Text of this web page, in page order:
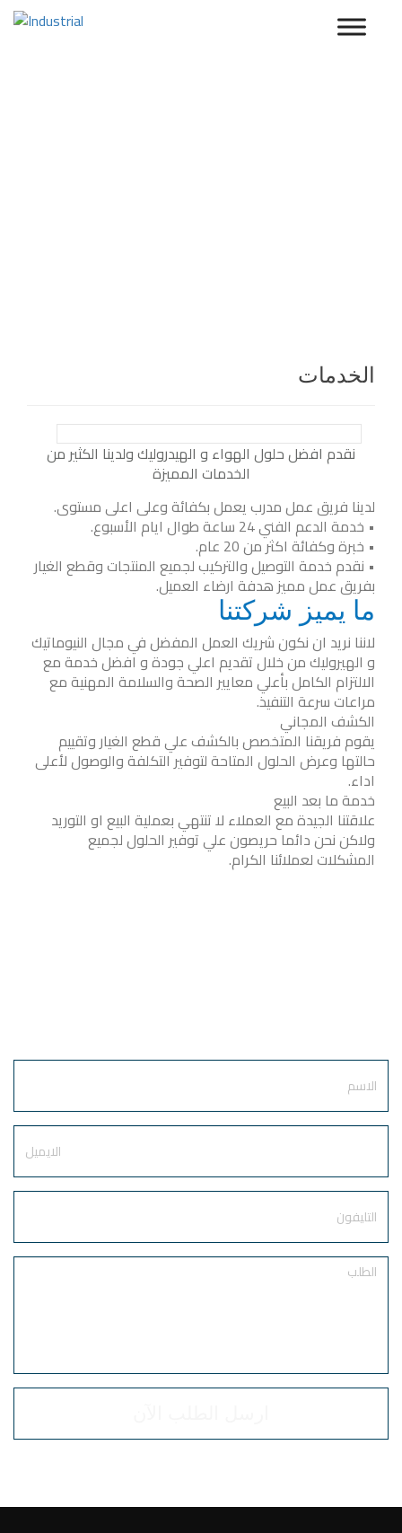
الخدمات
نقدم افضل حلول الهواء و الهيدروليك ولدينا الكثير من
الخدمات المميزة
لدينا فريق عمل مدرب يعمل بكفائة وعلى اعلى مستوى.
• خدمة الدعم الفني 24 ساعة طوال ايام الأسبوع.
• خبرة وكفائة اكثر من 20 عام.
• نقدم خدمة التوصيل والتركيب لجميع المنتجات وقطع الغيار
بفريق عمل مميز هدفة ارضاء العميل.
ما يميز شركتنا
لاننا نريد ان نكون شريك العمل المفضل في مجال النيوماتيك
و الهيروليك من خلال تقديم اعلي جودة و افضل خدمة مع
الالتزام الكامل بأعلي معايير الصحة والسلامة المهنية مع
مراعات سرعة التنفيذ.
الكشف المجاني
يقوم فريقنا المتخصص بالكشف علي قطع الغيار وتقييم
حالتها وعرض الحلول المتاحة لتوفير التكلفة والوصول لأعلى
اداء.
خدمة ما بعد البيع
علاقتنا الجيدة مع العملاء لا تنتهي بعملية البيع او التوريد
ولاكن نحن دائما حريصون علي توفير الحلول لجميع
المشكلات لعملائنا الكرام.
Name
E-
Phone
Order